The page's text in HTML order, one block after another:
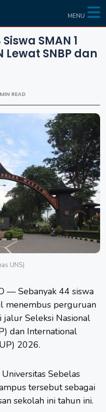
MENU
SMAN 1
Lewat SNBP dan
READ
UNS)
— Sebanyak 44 siswa
menembus perguruan
Seleksi Nasional
dan International
2026.
Sebelas
tersebut sebagai
sekolah ini tahun ini.